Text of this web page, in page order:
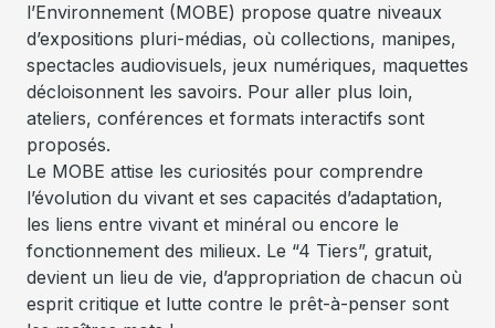
l’Environnement (MOBE) propose quatre niveaux
d’expositions pluri-médias, où collections, manipes,
spectacles audiovisuels, jeux numériques, maquettes
décloisonnent les savoirs. Pour aller plus loin,
ateliers, conférences et formats interactifs sont
proposés.
Le MOBE attise les curiosités pour comprendre
l’évolution du vivant et ses capacités d’adaptation,
les liens entre vivant et minéral ou encore le
fonctionnement des milieux. Le “4 Tiers”, gratuit,
devient un lieu de vie, d’appropriation de chacun où
esprit critique et lutte contre le prêt-à-penser sont